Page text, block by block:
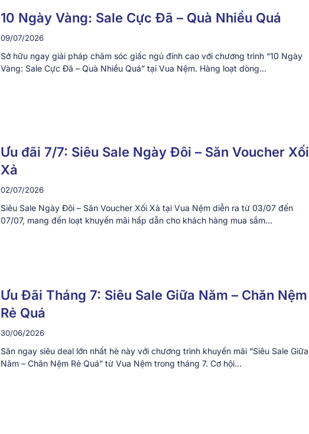
10 Ngày Vàng: Sale Cực Đã – Quà Nhiều Quá
09/07/2026
Sở hữu ngay giải pháp chăm sóc giấc ngủ đỉnh cao với chương trình “10 Ngày
Vàng: Sale Cực Đã – Quà Nhiều Quá” tại Vua Nệm. Hàng loạt dòng…
Ưu đãi 7/7: Siêu Sale Ngày Đôi – Săn Voucher Xối
Xả
02/07/2026
Siêu Sale Ngày Đôi – Săn Voucher Xối Xả tại Vua Nệm diễn ra từ 03/07 đến
07/07, mang đến loạt khuyến mãi hấp dẫn cho khách hàng mua sắm…
Ưu Đãi Tháng 7: Siêu Sale Giữa Năm – Chăn Nệm
Rẻ Quá
30/06/2026
Săn ngay siêu deal lớn nhất hè này với chương trình khuyến mãi “Siêu Sale Giữa
Năm – Chăn Nệm Rẻ Quá” từ Vua Nệm trong tháng 7. Cơ hội…